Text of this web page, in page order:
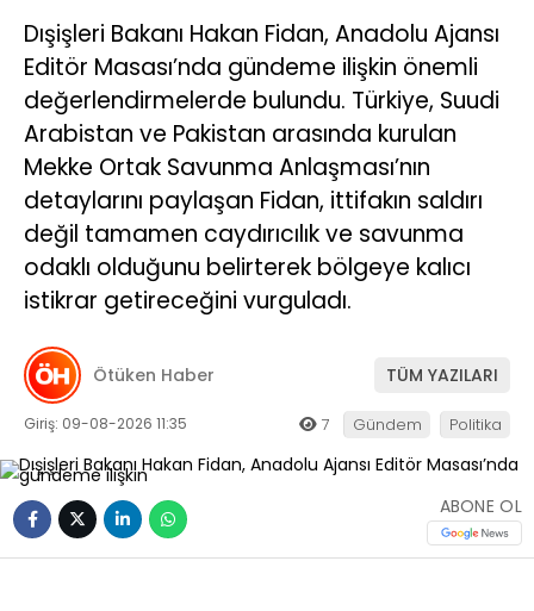
Dışişleri Bakanı Hakan Fidan, Anadolu Ajansı
Editör Masası’nda gündeme ilişkin önemli
değerlendirmelerde bulundu. Türkiye, Suudi
Arabistan ve Pakistan arasında kurulan
Mekke Ortak Savunma Anlaşması’nın
detaylarını paylaşan Fidan, ittifakın saldırı
değil tamamen caydırıcılık ve savunma
odaklı olduğunu belirterek bölgeye kalıcı
istikrar getireceğini vurguladı.
Ötüken Haber TÜM YAZILARI
Giriş: 09-08-2026 11:35 7 Gündem Politika
ABONE OL